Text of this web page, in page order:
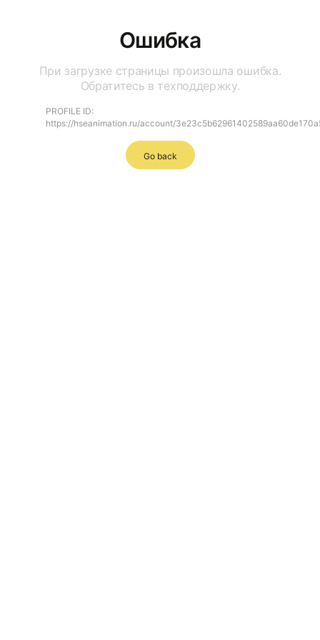
Ошибка
При загрузке страницы произошла ошибка.
Обратитесь в техподдержку.
PROFILE ID:
https://hseanimation.ru/account/
Go back